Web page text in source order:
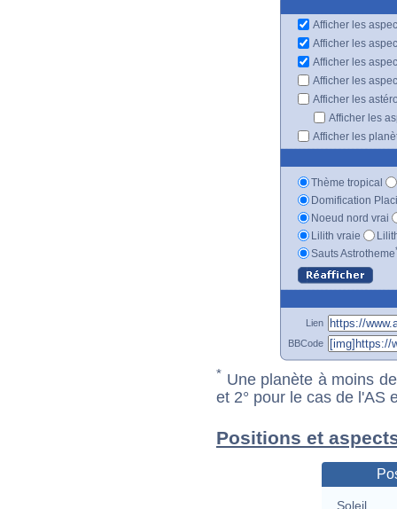
Afficher les
Afficher les
Afficher les
Afficher les
Afficher les
Afficher les
Afficher les
Thème tropical
Domification
Noeud nord vrai
Lilith vraie
Sauts Astrotheme
Lien
BBCode
* Une planète à moins
et 2° pour le cas de l'AS
Positions et
Soleil